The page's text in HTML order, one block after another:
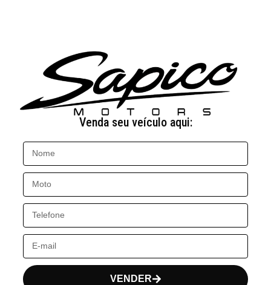
Venda seu veículo aqui:
VENDER